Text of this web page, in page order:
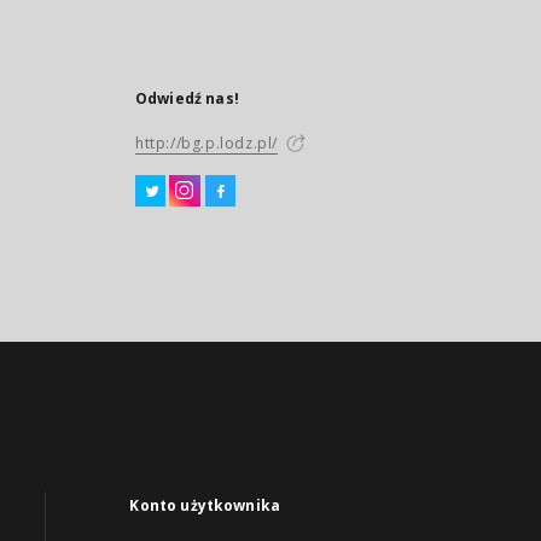
Odwiedź nas!
http://bg.p.lodz.pl/
Konto użytkownika